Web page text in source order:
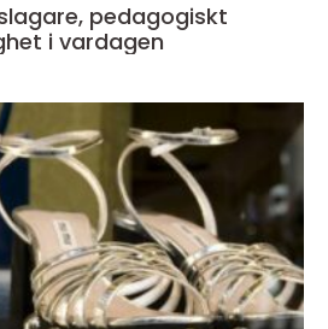
pedagogiskt
i vardagen